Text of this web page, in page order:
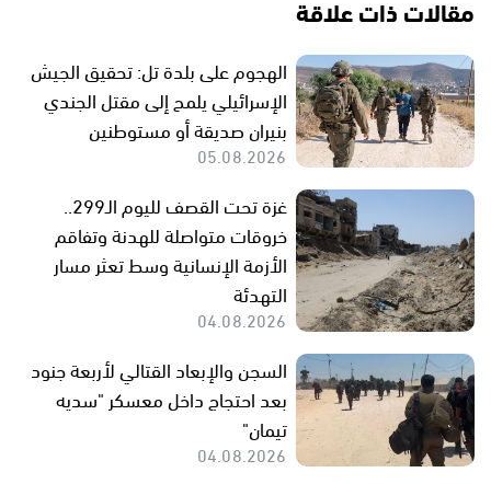
مقالات ذات علاقة
الهجوم على بلدة تل: تحقيق الجيش
الإسرائيلي يلمح إلى مقتل الجندي
بنيران صديقة أو مستوطنين
05.08.2026
غزة تحت القصف لليوم الـ299..
خروقات متواصلة للهدنة وتفاقم
الأزمة الإنسانية وسط تعثر مسار
التهدئة
04.08.2026
السجن والإبعاد القتالي لأربعة جنود
بعد احتجاج داخل معسكر "سديه
تيمان"
04.08.2026